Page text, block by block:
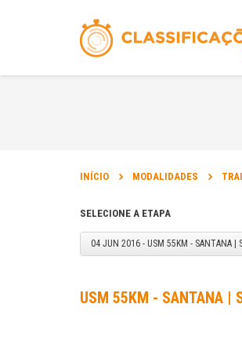
INÍCIO MODALIDADES
SELECIONE A ETAPA
04 JUN 2016 - USM 55KM - SANTANA |
USM 55KM - SANTANA |